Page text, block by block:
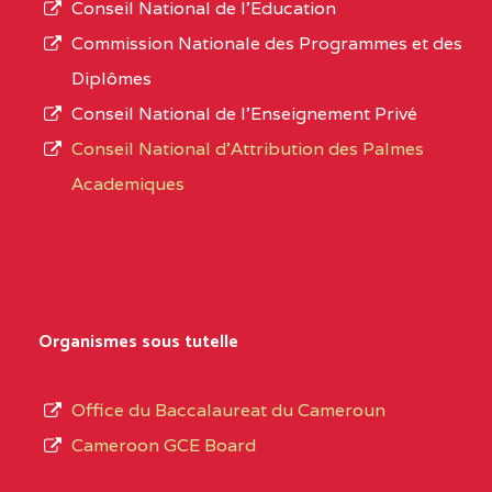
CENTRE
COLLEGE PANAFRICAIN
DE L'EXCELLENCE BP
CENTRE
COLLEGE PRIVE
CENTRE
COLLEGE PRIVE LAIC
SAINT MICHEL
L’offre
d’éducation
de
Conseil National de l’Education
Commission Nationale des Programmes et des
Diplômes
Conseil National de l’Enseignement Privé
Conseil National d'Attribution des Palmes
Academiques
Organismes sous tutelle
Office du Baccalaureat du Cameroun
Cameroon GCE Board